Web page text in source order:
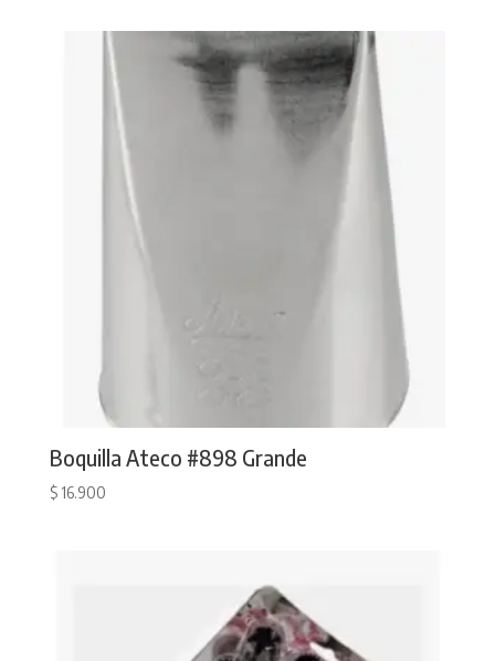
Boquilla Ateco #898 Grande
$16.900